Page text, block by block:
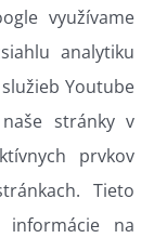
využívame
analytiku
Youtube
stránky v
prvkov
Tieto
informácie na